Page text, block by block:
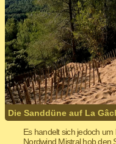
Die Sanddüne auf La
Es handelt sich jedoch
Nordwind Mistral hob den